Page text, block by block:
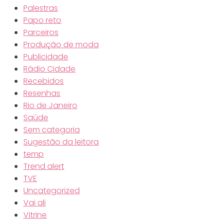
Palestras
Papo reto
Parceiros
Produção de moda
Publicidade
Rádio Cidade
Recebidos
Resenhas
Rio de Janeiro
Saúde
Sem categoria
Sugestão da leitora
temp
Trend alert
TVE
Uncategorized
Vai ali
Vitrine